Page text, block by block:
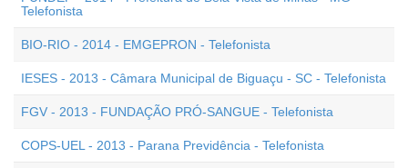
Telefonista
BIO-RIO - 2014 - EMGEPRON - Telefonista
IESES - 2013 - Câmara Municipal de Biguaçu - SC - Telefonista
FGV - 2013 - FUNDAÇÃO PRÓ-SANGUE - Telefonista
COPS-UEL - 2013 - Parana Previdência - Telefonista